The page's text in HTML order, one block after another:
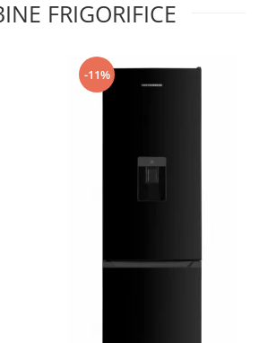
FRIGORIFICE
-11%